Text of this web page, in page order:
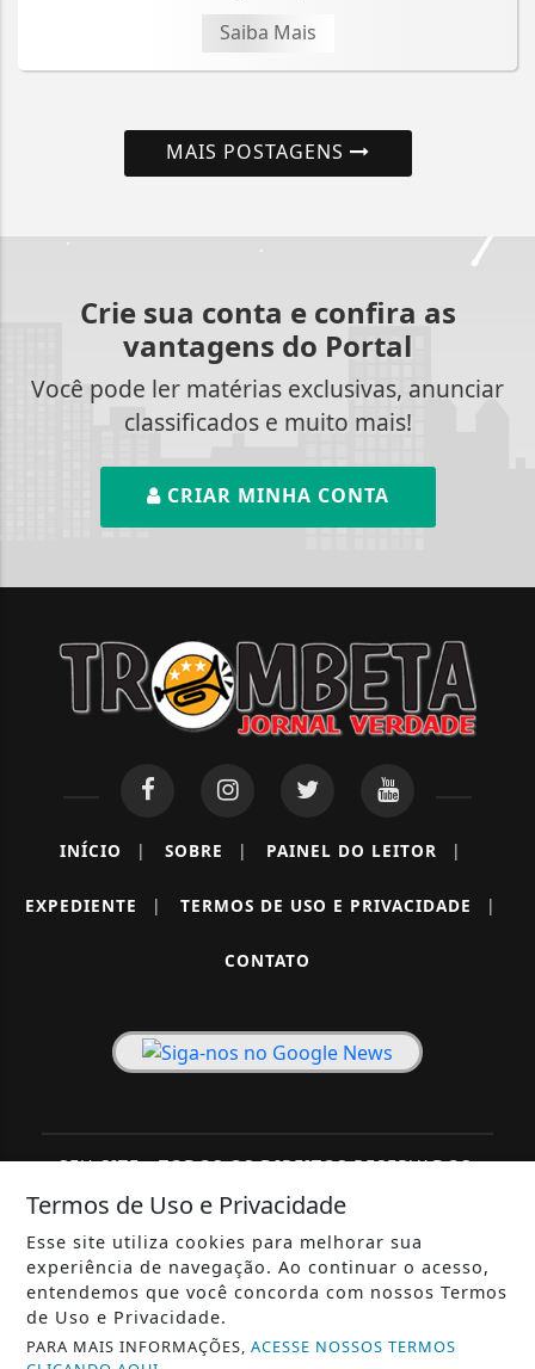
Saiba Mais
MAIS POSTAGENS
Crie sua conta e confira as
vantagens do Portal
Você pode ler matérias exclusivas, anunciar
classificados e muito mais!
CRIAR MINHA CONTA
INÍCIO | SOBRE | PAINEL DO LEITOR |
EXPEDIENTE | TERMOS DE USO E PRIVACIDADE |
CONTATO
SEU SITE - TODOS OS DIREITOS RESERVADOS.
Termos de Uso e Privacidade
Esse site utiliza cookies para melhorar sua
experiência de navegação. Ao continuar o acesso,
entendemos que você concorda com nossos Termos
de Uso e Privacidade.
PARA MAIS INFORMAÇÕES,ACESSE NOSSOS TERMOS